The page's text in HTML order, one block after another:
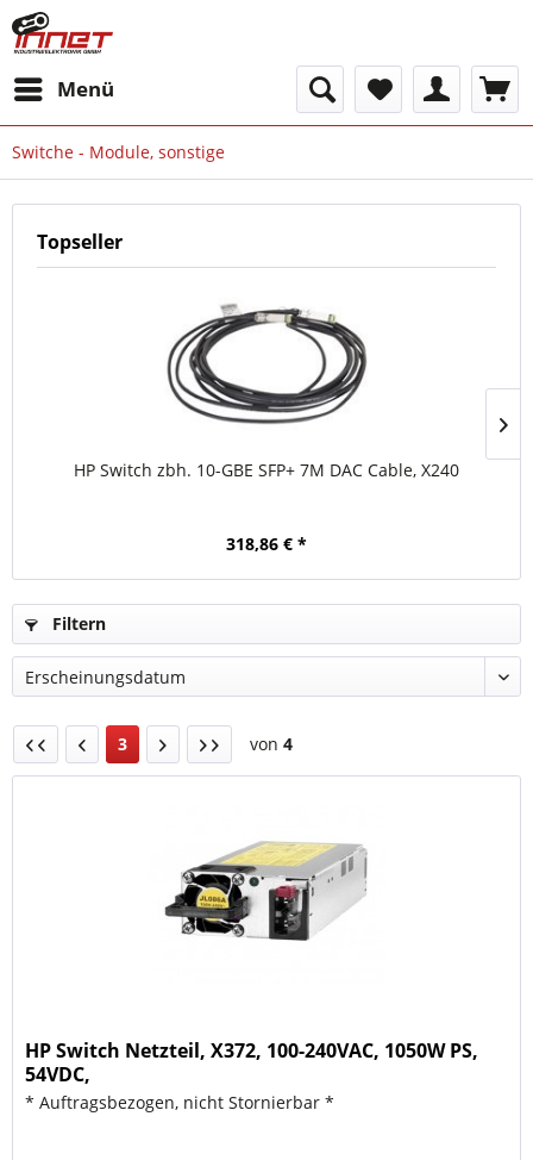
Menü
Switche - Module, sonstige
Topseller
HP Switch zbh. 10-GBE SFP+ 7M DAC Cable, X240
318,86 € *
Filtern
3 von 4
HP Switch Netzteil, X372, 100-240VAC, 1050W PS,
54VDC,
* Auftragsbezogen, nicht Stornierbar *